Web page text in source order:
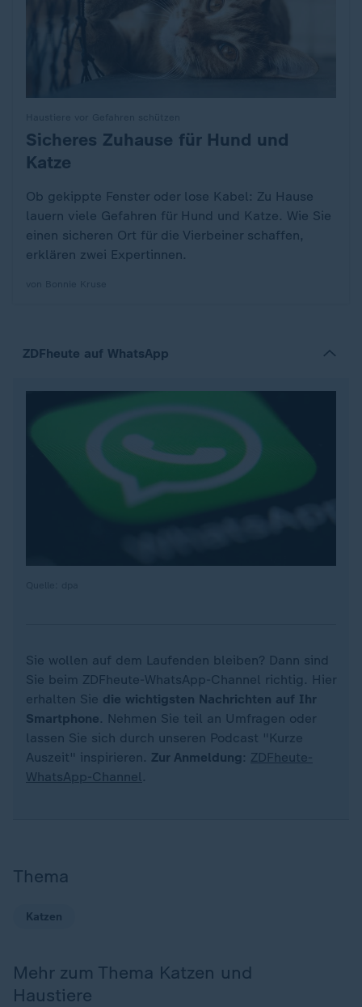
:Sicheres Zuhause für Hund und
Katze
Ob gekippte Fenster oder lose Kabel: Zu Hause
lauern viele Gefahren für Hund und Katze. Wie Sie
einen sicheren Ort für die Vierbeiner schaffen,
erklären zwei Expertinnen.
ZDFheute auf WhatsApp
Sie wollen auf dem Laufenden bleiben? Dann sind
Sie beim ZDFheute-WhatsApp-Channel richtig. Hier
erhalten Sie die wichtigsten Nachrichten auf Ihr
Smartphone. Nehmen Sie teil an Umfragen oder
lassen Sie sich durch unseren Podcast "Kurze
Auszeit" inspirieren. Zur Anmeldung : ZDFheute-
WhatsApp-Channel.
Thema
Katzen
Mehr zum Thema Katzen und
Haustiere